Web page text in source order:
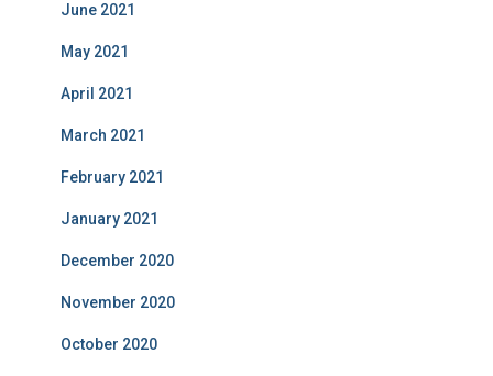
June 2021
May 2021
April 2021
March 2021
February 2021
January 2021
December 2020
November 2020
October 2020